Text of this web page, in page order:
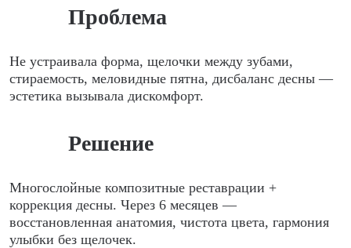
Проблема
Не устраивала форма, щелочки между зубами,
стираемость, меловидные пятна, дисбаланс десны —
эстетика вызывала дискомфорт.
Решение
Многослойные композитные реставрации +
коррекция десны. Через 6 месяцев —
восстановленная анатомия, чистота цвета, гармония
улыбки без щелочек.